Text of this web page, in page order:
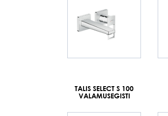
TALIS SELECT S 100
VALAMUSEGISTI